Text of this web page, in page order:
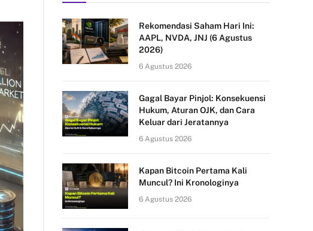
Rekomendasi Saham Hari Ini:
AAPL, NVDA, JNJ (6 Agustus
2026)
6 Agustus 2026
Gagal Bayar Pinjol: Konsekuensi
Hukum, Aturan OJK, dan Cara
Keluar dari Jeratannya
6 Agustus 2026
Kapan Bitcoin Pertama Kali
Muncul? Ini Kronologinya
6 Agustus 2026